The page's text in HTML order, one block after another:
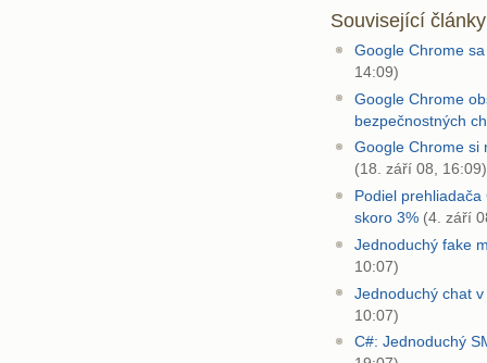
Související články
Google Chrome
14:09)
Google Chrome
bezpečnostných
Google Chrome si
(18. září 08, 16:09)
Podiel
skoro 3%(4. září
Jednoduchý fake
10:07)
Jednoduchý chat v
10:07)
C#: Jednoduchý